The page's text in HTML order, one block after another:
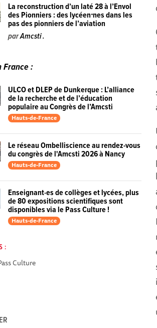
La reconstruction d’un laté 28 à l’Envol
des Pionniers : des lycéen⸱nes dans les
pas des pionniers de l’aviation
parAmcsti .
France :
ULCO et DLEP de Dunkerque : L’alliance
de la recherche et de l’éducation
populaire au Congrès de l’Amcsti
Hauts-de-France
Le réseau Ombelliscience au rendez-vous
du congrès de l'Amcsti 2026 à Nancy
Hauts-de-France
Enseignant·es de collèges et lycées, plus
de 80 expositions scientifiques sont
disponibles via le Pass Culture !
Hauts-de-France
:
Culture